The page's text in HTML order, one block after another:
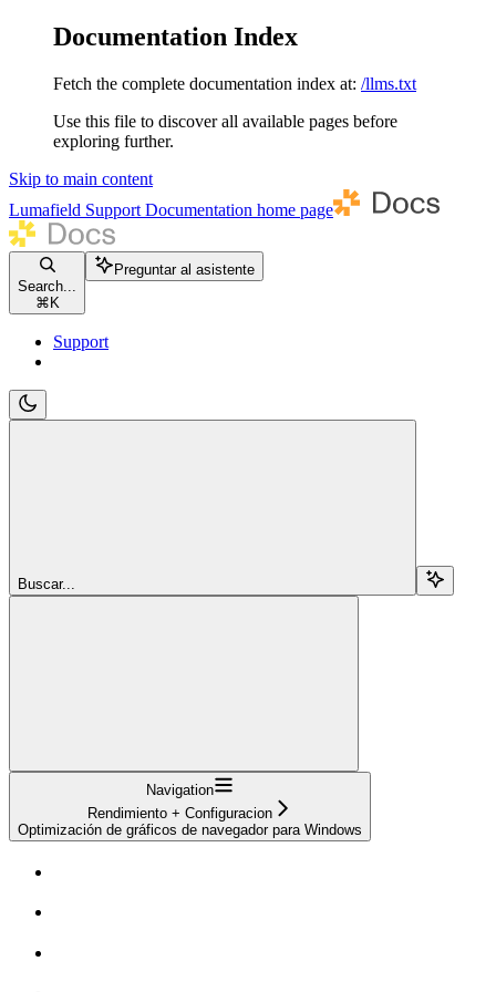
Documentation Index
Fetch the complete documentation index at: /llms.txt
Use this file to discover all available pages before
exploring further.
Skip to main content
Lumafield Support Documentation home page
Search...
⌘ K
Preguntar al asistente
Support
Buscar...
Navigation
Rendimiento + Configuracion
Optimización de gráficos de navegador para Windows